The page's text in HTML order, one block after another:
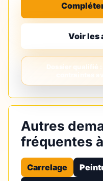
Voir les
Autres
fréquentes
Carrelage